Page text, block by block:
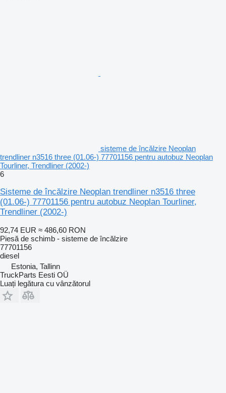
sisteme de încălzire Neoplan
trendliner n3516 three (01.06-) 77701156 pentru autobuz Neoplan
Tourliner, Trendliner (2002-)
6
Sisteme de încălzire Neoplan trendliner n3516 three
(01.06-) 77701156 pentru autobuz Neoplan Tourliner,
Trendliner (2002-)
92,74 EUR ≈ 486,60 RON
Piesă de schimb - sisteme de încălzire
77701156
diesel
Estonia, Tallinn
TruckParts Eesti OÜ
Luați legătura cu vânzătorul